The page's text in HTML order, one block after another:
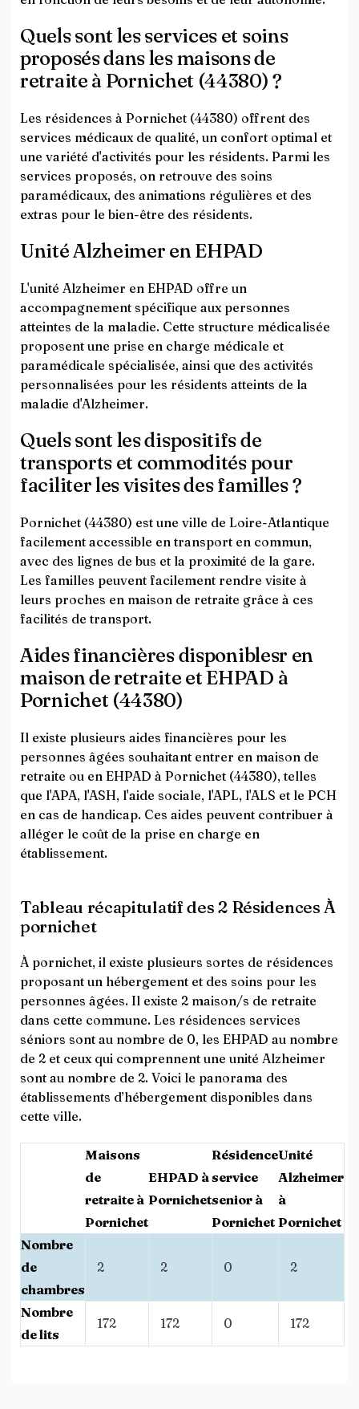
Quels sont les services et soins
proposés dans les maisons de
retraite à Pornichet (44380) ?
Les résidences à Pornichet (44380) offrent des
services médicaux de qualité, un confort optimal et
une variété d'activités pour les résidents. Parmi les
services proposés, on retrouve des soins
paramédicaux, des animations régulières et des
extras pour le bien-être des résidents.
Unité Alzheimer en EHPAD
L'unité Alzheimer en EHPAD offre un
accompagnement spécifique aux personnes
atteintes de la maladie. Cette structure médicalisée
proposent une prise en charge médicale et
paramédicale spécialisée, ainsi que des activités
personnalisées pour les résidents atteints de la
maladie d'Alzheimer.
Quels sont les dispositifs de
transports et commodités pour
faciliter les visites des familles ?
Pornichet (44380) est une ville de Loire-Atlantique
facilement accessible en transport en commun,
avec des lignes de bus et la proximité de la gare.
Les familles peuvent facilement rendre visite à
leurs proches en maison de retraite grâce à ces
facilités de transport.
Aides financières disponiblesr en
maison de retraite et EHPAD à
Pornichet (44380)
Il existe plusieurs aides financières pour les
personnes âgées souhaitant entrer en maison de
retraite ou en EHPAD à Pornichet (44380), telles
que l'APA, l'ASH, l'aide sociale, l'APL, l'ALS et le PCH
en cas de handicap. Ces aides peuvent contribuer à
alléger le coût de la prise en charge en
établissement.
Tableau récapitulatif des 2 Résidences À
pornichet
À pornichet, il existe plusieurs sortes de résidences
proposant un hébergement et des soins pour les
personnes âgées. Il existe 2 maison/s de retraite
dans cette commune. Les résidences services
séniors sont au nombre de 0, les EHPAD au nombre
de 2 et ceux qui comprennent une unité Alzheimer
sont au nombre de 2. Voici le panorama des
établissements d’hébergement disponibles dans
cette ville.
Maisons
de
retraite à
Pornichet
EHPAD à
Pornichet
Résidence
service
senior à
Pornichet
Unité
Alzheimer
à
Pornichet
Nombre
de
chambres
2 2 0 2
Nombre
de lits
172 172 0 172